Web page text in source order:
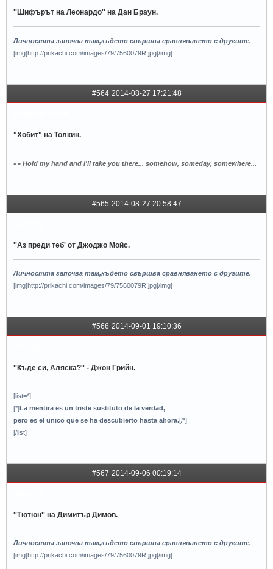
''Шифърът на Леонардо'' на Дан Браун.
Личността започва там,където свършва сравняването с другите.
[img]http://prikachi.com/images/79/7560079R.jpg[/img]
#564 2014-08-27 17:21:48
"Хобит" на Толкин.
«» Hold my hand and I'll take you there... somehow, someday, somewhere...
#565 2014-08-27 20:58:47
''Аз преди теб' от Джоджо Мойс.
Личността започва там,където свършва сравняването с другите.
[img]http://prikachi.com/images/79/7560079R.jpg[/img]
#566 2014-09-01 19:10:36
''Къде си, Аляска?'' - Джон Грийн.
[list=*]
[*] La mentira es un triste sustituto de la verdad,
pero es el unico que se ha descubierto hasta ahora.[/*]
[/list]
#567 2014-09-06 00:19:14
''Тютюн'' на Димитър Димов.
Личността започва там,където свършва сравняването с другите.
[img]http://prikachi.com/images/79/7560079R.jpg[/img]